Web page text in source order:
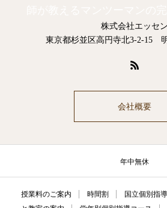
株式会社エッセン
東京都杉並区高円寺北3-2-15
会社概要
年中無休
授業料のご案内 時間割 国立個別指